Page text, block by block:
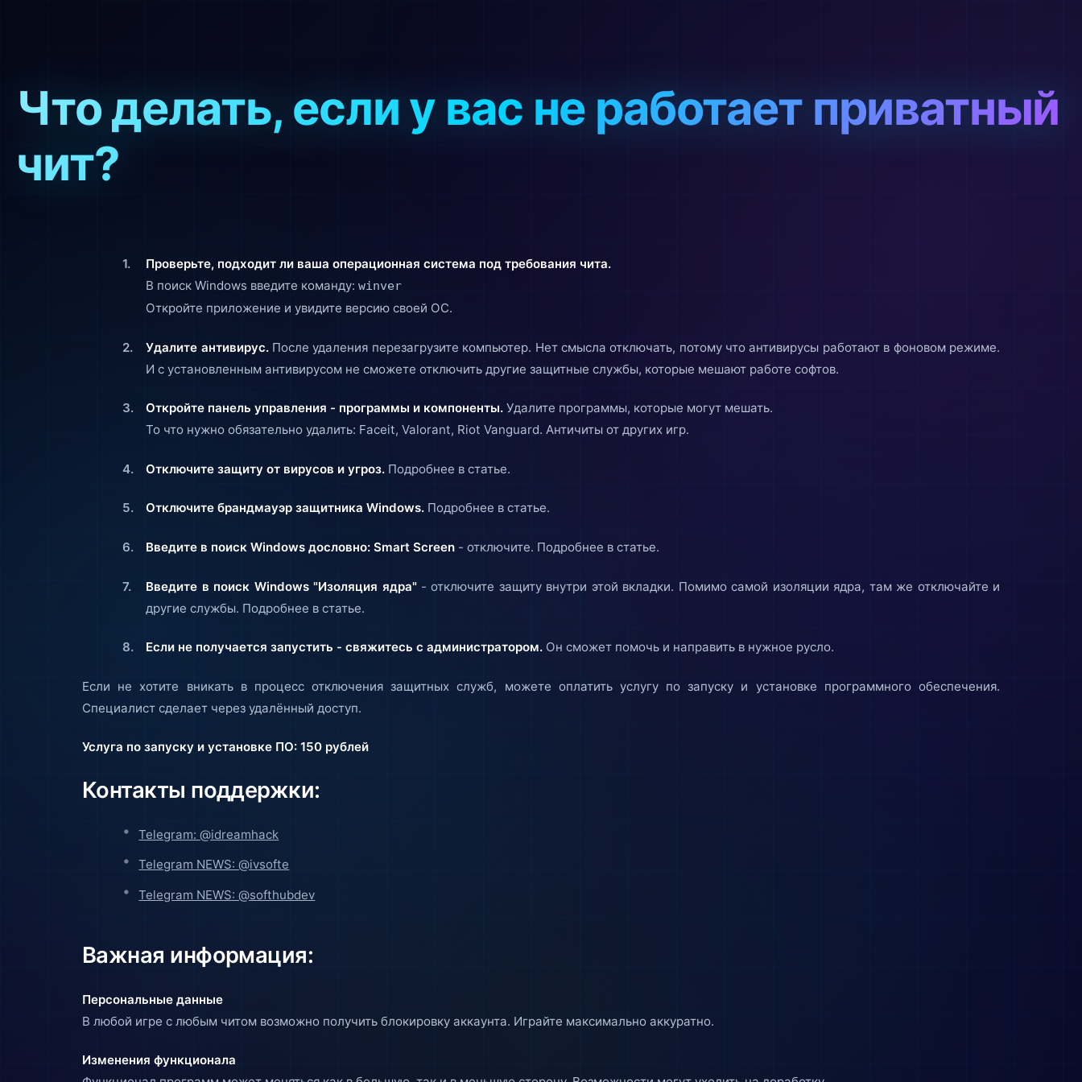
Что делать, если у вас не работает приватный
чит?
Проверьте, подходит ли ваша операционная система под требования чита.
В поиск Windows введите команду:winver
Откройте приложение и увидите версию своей ОС.
Удалите антивирус.После удаления перезагрузите компьютер. Нет смысла отключать, потому что антивирусы работают в фоновом режиме.
И с установленным антивирусом не сможете отключить другие защитные службы, которые мешают работе софтов.
Откройте панель управления - программы и компоненты. Удалите программы, которые могут мешать.
То что нужно обязательно удалить: Faceit, Valorant, Riot Vanguard. Античиты от других игр.
Отключите защиту от вирусов и угроз. Подробнее в статье.
Отключите брандмауэр защитника Windows. Подробнее в статье.
Введите в поиск Windows дословно: Smart Screen - отключите. Подробнее в статье.
Введите в поиск Windows "Изоляция ядра" - отключите защиту внутри этой вкладки. Помимо самой изоляции ядра, там же отключайте и
другие службы. Подробнее в статье.
Если не получается запустить - свяжитесь с администратором. Он сможет помочь и направить в нужное русло.
Если не хотите вникать в процесс отключения защитных служб, можете оплатить услугу по запуску и установке программного обеспечения.
Специалист сделает через удалённый доступ.
Услуга по запуску и установке ПО: 150 рублей
Контакты поддержки:
Telegram: @idreamhack
Telegram NEWS: @ivsofte
Telegram NEWS: @softhubdev
Важная информация:
Персональные данные
В любой игре с любым читом возможно получить блокировку аккаунта. Играйте максимально аккуратно.
Изменения функционала